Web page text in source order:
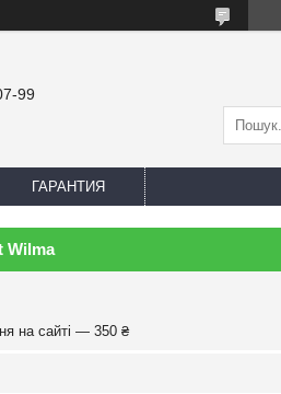
99
ГАРАНТИЯ
Wilma
на сайті — 350 ₴